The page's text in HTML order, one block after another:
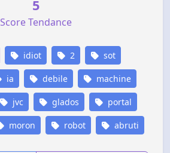
5
Score Tendance
idiot 2 sot
ia debile machine
jvc glados portal
moron robot abruti